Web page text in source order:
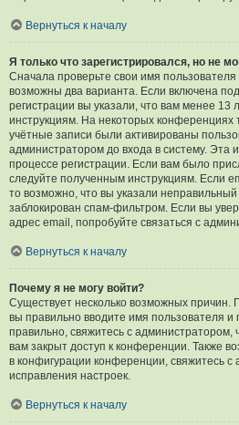
Вернуться к началу
Я только что зарегистрировался, но не
Сначала проверьте свои имя
возможны два варианта. Если включена
регистрации вы указали, что вам менее 13
инструкциям. На некоторых конференциях
учётные записи были активированы
администратором до входа в систему. Эта
процессе регистрации. Если вам было
следуйте полученным инструкциям. Если
то возможно, что вы указали
заблокирован спам-фильтром. Если вы
адрес email, попробуйте связаться с
Вернуться к началу
Почему я не могу войти?
Существует несколько возможных причин.
вы правильно вводите имя пользователя
правильно, свяжитесь с администратором,
вам закрыт доступ к конференции. Также
в конфигурации конференции, свяжитесь с
исправления настроек.
Вернуться к началу